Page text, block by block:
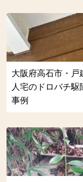
大阪府高石市・戸
人宅のドロバチ駆
事例